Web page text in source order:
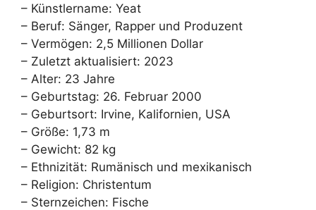
– Künstlername: Yeat
– Beruf: Sänger, Rapper und Produzent
– Vermögen: 2,5 Millionen Dollar
– Zuletzt aktualisiert: 2023
– Alter: 23 Jahre
– Geburtstag: 26. Februar 2000
– Geburtsort: Irvine, Kalifornien, USA
– Größe: 1,73 m
– Gewicht: 82 kg
– Ethnizität: Rumänisch und mexikanisch
– Religion: Christentum
– Sternzeichen: Fische